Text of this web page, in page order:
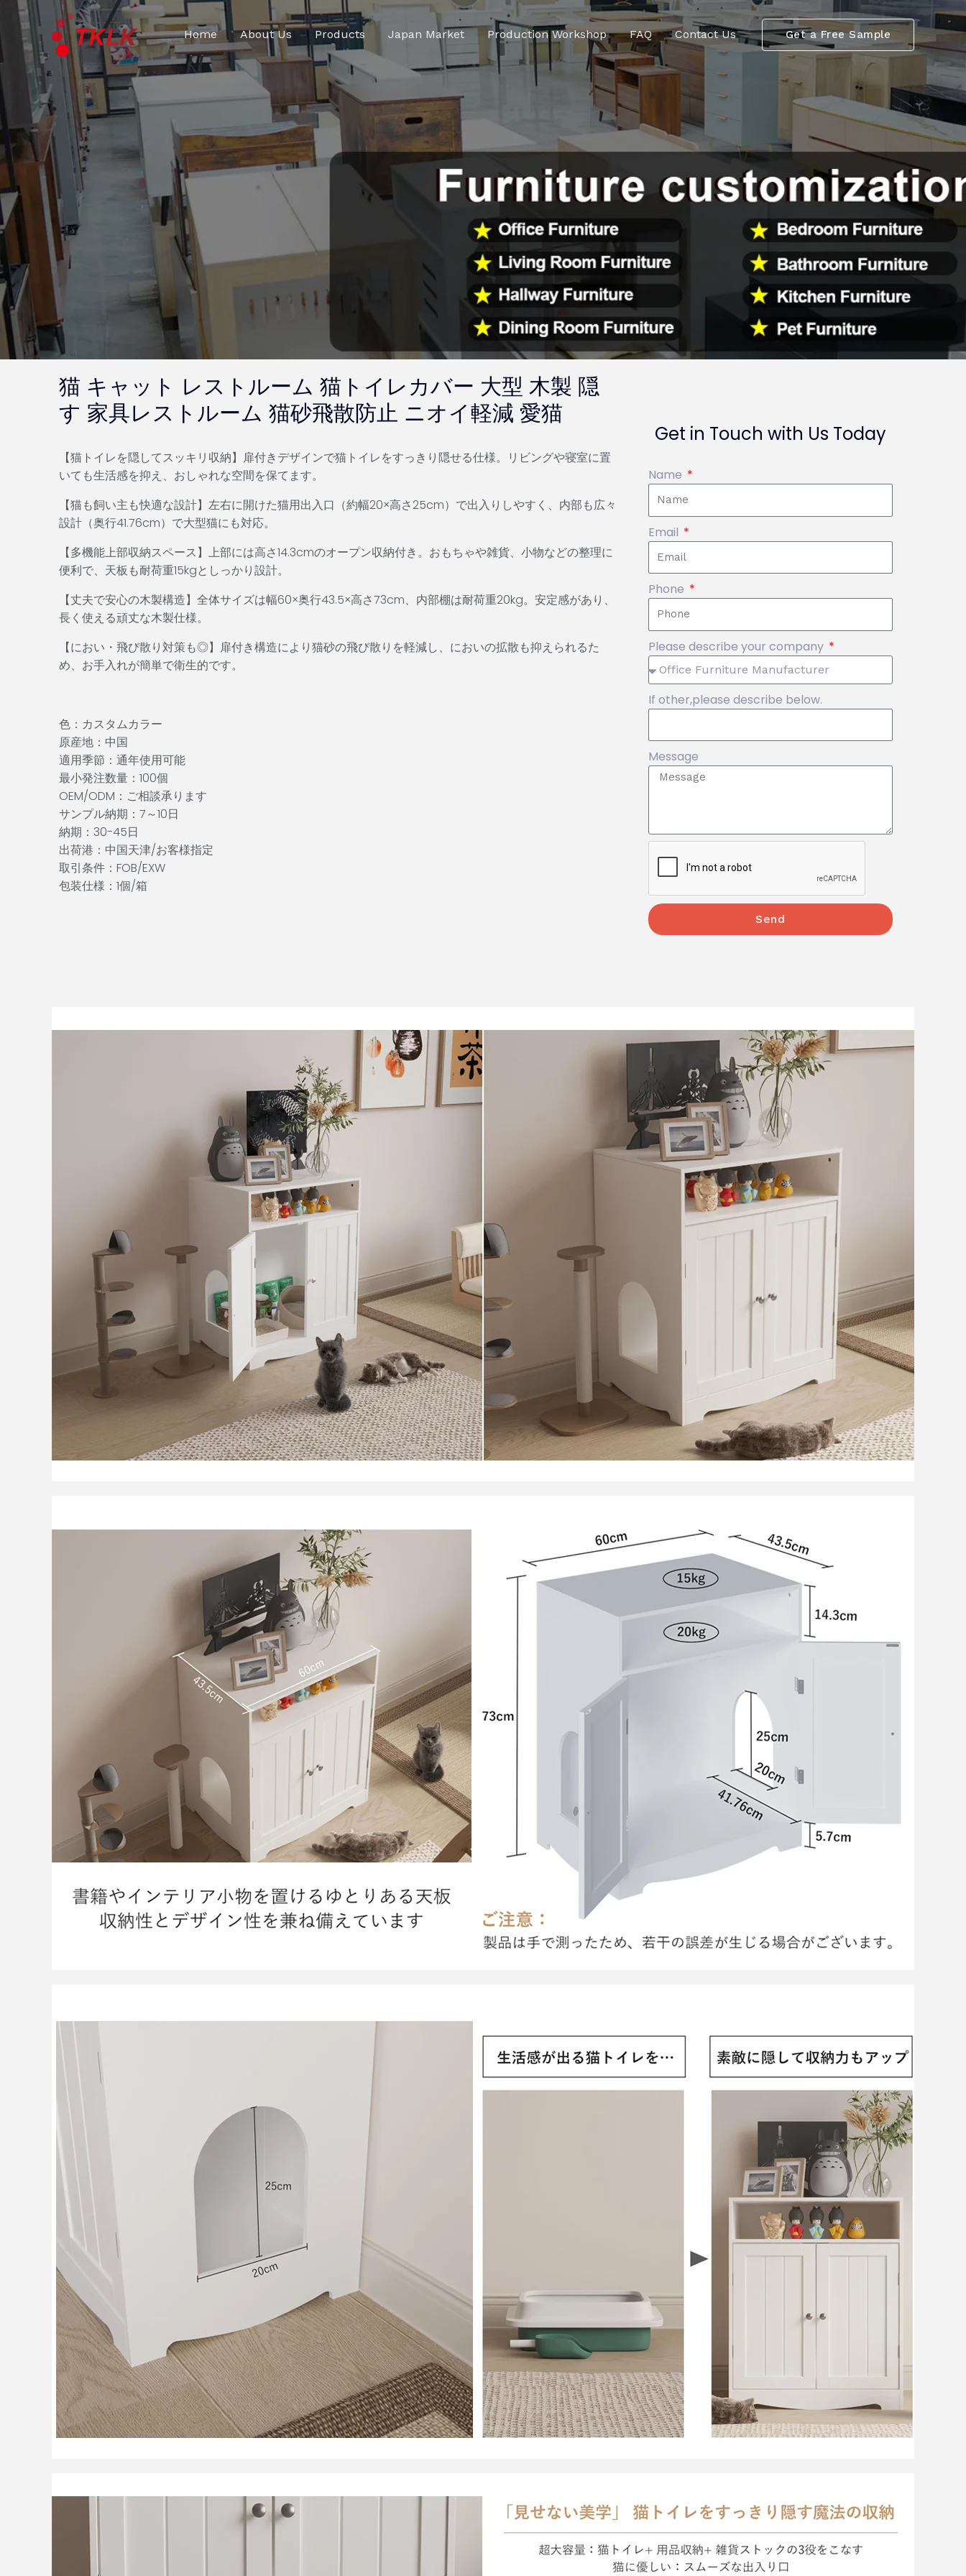
容
Home About Us Products Japan Market Production Workshop FAQ Contact Us Get a Free Sample
猫 キャット レストルーム 猫トイレカバー 大型 木製 隠
す 家具レストルーム 猫砂飛散防止 ニオイ軽減 愛猫
【猫トイレを隠してスッキリ収納】扉付きデザインで猫トイレをすっきり隠せる仕様。
リビングや寝室に置
いても生活感を抑え、おしゃれな空間を保てます。
【猫も飼い主も快適な設計】左右に開けた猫用出入口（約幅20×高さ25cm）で出入りしやすく、内部も広々
設計（奥行41.76cm）で大型猫にも対応。
【多機能上部収納スペース】上部には高さ14.3cmのオープン収納付き。 おもちゃや雑貨、小物などの整理に
便利で、天板も耐荷重15kgとしっかり設計。
【丈夫で安心の木製構造】全体サイズは幅60×奥行43.5×高さ73cm、内部棚は耐荷重20kg。 安定感があり、
長く使える頑丈な木製仕様。
【におい・飛び散り対策も◎】扉付き構造により猫砂の飛び散りを軽減し、においの拡散も抑えられるた
め、お手入れが簡単で衛生的です。
色：カスタムカラー
原産地：中国
適用季節：通年使用可能
最小発注数量：100個
OEM/ODM：ご相談承ります
サンプル納期：7～10日
納期：30-45日
出荷港：中国天津/お客様指定
取引条件：FOB/EXW
包装仕様：1個/箱
Get in Touch with Us Today
Name
Email
Phone
Please describe your company
If other,please describe below.
Message
Send